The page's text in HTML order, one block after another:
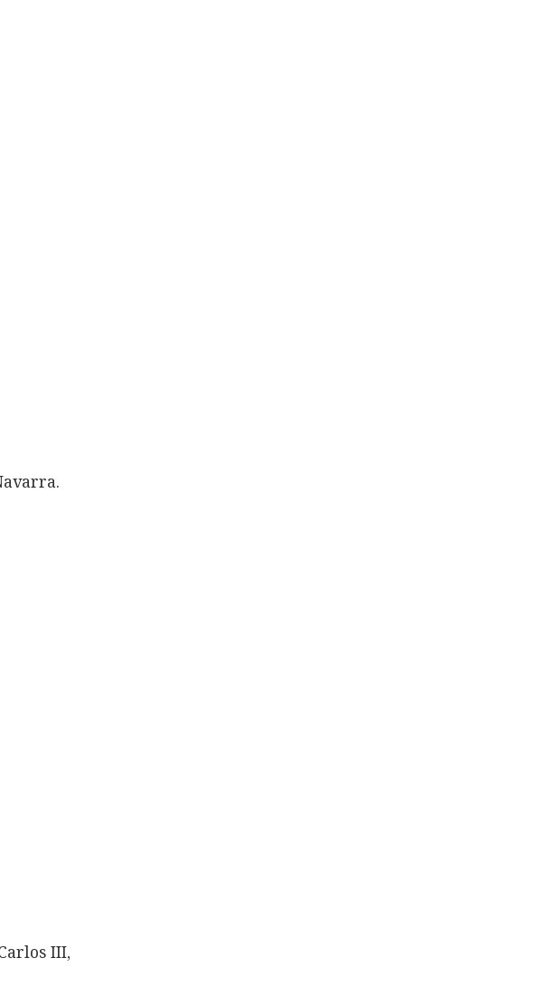
III,